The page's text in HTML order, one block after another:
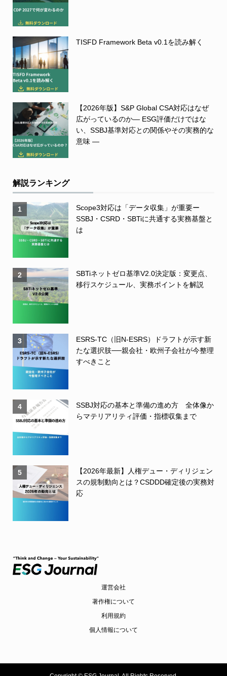
TISFD Framework Beta v0.1を読み解く
【2026年版】S&P Global CSA対応はなぜ
広がっているのか― ESG評価だけではな
い、SSBJ基準対応との関係やその実務的な
意味 ―
解説ランキング
1
Scope3対応は「データ収集」が重要ー
SSBJ・CSRD・SBTiに共通する実務基盤と
は
2
SBTiネットゼロ基準V2.0決定版：変更点、
移行スケジュール、実務ポイントを解説
3
ESRS-TC（旧N-ESRS）ドラフトが示す新
たな選択肢──親会社・欧州子会社が今整理
すべきこと
4
SSBJ対応の基本と準備の進め方 全体像か
らマテリアリティ評価・指標収集まで
5
【2026年最新】人権デュー・ディリジェン
スの規制動向とは？CSDDD確定後の実務対
応
運営会社
著作権について
利用規約
個人情報について